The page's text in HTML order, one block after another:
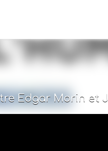
Edgar Morin et